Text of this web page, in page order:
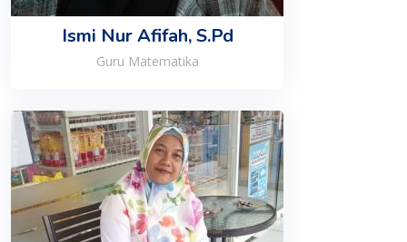
Ismi Nur Afifah, S.Pd
Guru Matematika